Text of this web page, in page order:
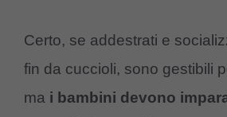
Certo, se addestrati e
fin da cuccioli, sono gestibili
ma i bambini devono